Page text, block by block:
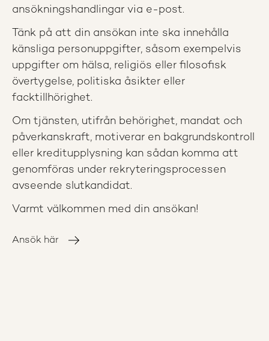
ansökningshandlingar via e-post.
Tänk på att din ansökan inte ska innehålla
känsliga personuppgifter, såsom exempelvis
uppgifter om hälsa, religiös eller filosofisk
övertygelse, politiska åsikter eller
facktillhörighet.
Om tjänsten, utifrån behörighet, mandat och
påverkanskraft, motiverar en bakgrundskontroll
eller kreditupplysning kan sådan komma att
genomföras under rekryteringsprocessen
avseende slutkandidat.
Varmt välkommen med din ansökan!
Ansök här